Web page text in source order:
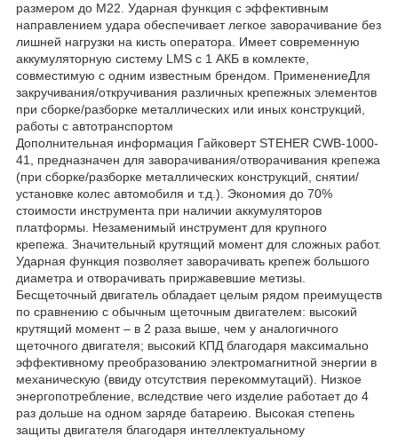
размером до М22. Ударная функция с эффективным
направлением удара обеспечивает легкое заворачивание без
лишней нагрузки на кисть оператора. Имеет современную
аккумуляторную систему LMS с 1 АКБ в комлекте,
совместимую с одним известным брендом. ПрименениеДля
закручивания/откручивания различных крепежных элементов
при сборке/разборке металлических или иных конструкций,
работы с автотранспортом
Дополнительная информация Гайковерт STEHER CWB-1000-
41, предназначен для заворачивания/отворачивания крепежа
(при сборке/разборке металлических конструкций, снятии/
установке колес автомобиля и т.д.). Экономия до 70%
стоимости инструмента при наличии аккумуляторов
платформы. Незаменимый инструмент для крупного
крепежа. Значительный крутящий момент для сложных работ.
Ударная функция позволяет заворачивать крепеж большого
диаметра и отворачивать приржавевшие метизы.
Бесщеточный двигатель обладает целым рядом преимуществ
по сравнению с обычным щеточным двигателем: высокий
крутящий момент – в 2 раза выше, чем у аналогичного
щеточного двигателя; высокий КПД благодаря максимально
эффективному преобразованию электромагнитной энергии в
механическую (ввиду отсутствия перекоммутаций). Низкое
энергопотребление, вследствие чего изделие работает до 4
раз дольше на одном заряде батареию. Высокая степень
защиты двигателя благодаря интеллектуальному